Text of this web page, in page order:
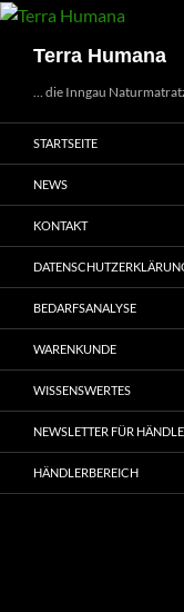
Zum
springenTerra Humana
… die Inngau
STARTSEITE
NEWS
KONTAKT
BEDARFSANALYSE
WARENKUNDE
WISSENSWERTES
NEWSLETTER FÜR
HÄNDLERBEREICH